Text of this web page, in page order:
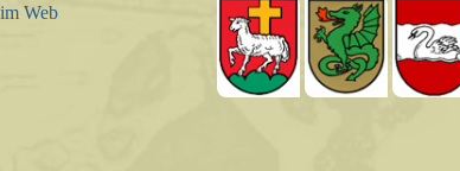
Web